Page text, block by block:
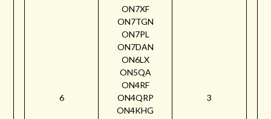
6
ON7XF
ON7TGN
ON7PL
ON7DAN
ON6LX
ON5QA
ON4RF
ON4QRP
ON4KHG
3